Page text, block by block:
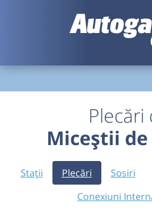
Plecări
Miceștii
Stații Plecări Sosiri
Conexiuni